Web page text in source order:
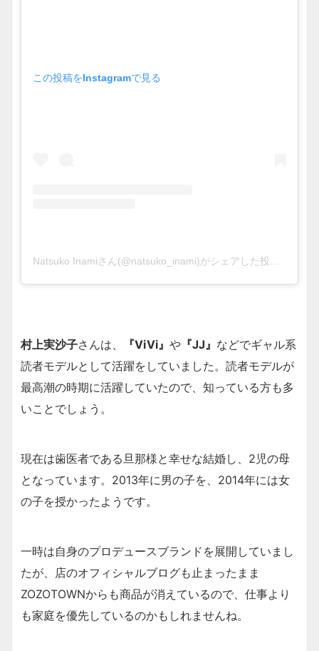
この投稿をInstagramで見る
村上実沙子さんは、 『ViVi』 や 『JJ』 などでギャル系
読者モデルとして活躍をしていました。読者モデルが
最高潮の時期に活躍していたので、知っている方も多
いことでしょう。
現在は歯医者である旦那様と幸せな結婚し、2児の母
となっています。2013年に男の子を、2014年には女
の子を授かったようです。
一時は自身のプロデュースブランドを展開していまし
たが、店のオフィシャルブログも止まったまま
ZOZOTOWNからも商品が消えているので、仕事より
も家庭を優先しているのかもしれませんね。